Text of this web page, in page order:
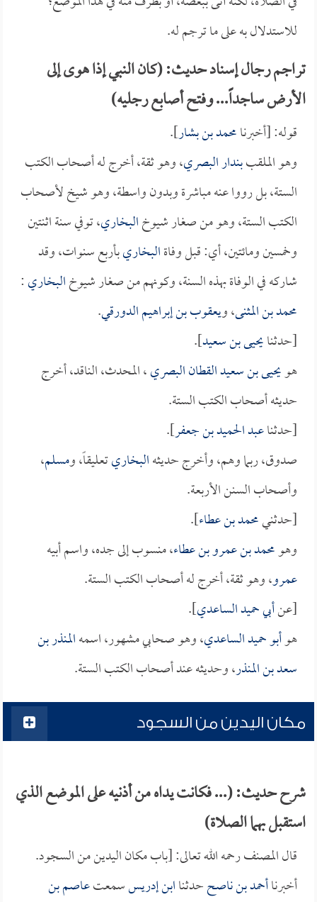
للاستدلال به على ما ترجم له.
تراجم رجال إسناد حديث: (كان النبي إذا هوى إلى
الأرض ساجداً... وفتح أصابع رجليه)
قوله: [أخبرنامحمد بن بشار].
وهو الملقببندار البصري، وهو ثقة، أخرج له أصحاب الكتب
الستة، بل رووا عنه مباشرة وبدون واسطة، وهو شيخ لأصحاب
الكتب الستة، وهو من صغار شيوخالبخاري، توفي سنة اثنتين
وخمسين ومائتين، أي: قبل وفاةالبخاريبأربع سنوات، وقد
شاركه في الوفاة بهذه السنة، وكونهم من صغار شيوخالبخاري:
محمد بن المثنى، ويعقوب بن إبراهيم الدورقي.
[حدثنايحيى بن سعيد].
هويحيى بن سعيد القطان البصري، المحدث، الناقد، أخرج
حديثه أصحاب الكتب الستة.
[حدثناعبد الحميد بن جعفر].
صدوق، ربما وهم، وأخرج حديثهالبخاريتعليقاً، ومسلم،
وأصحاب السنن الأربعة.
[حدثنيمحمد بن عطاء].
وهومحمد بن عمرو بن عطاء، منسوب إلى جده، واسم أبيه
عمرو، وهو ثقة، أخرج له أصحاب الكتب الستة.
[عنأبي حميد الساعدي].
هوأبو حميد الساعدي، وهو صحابي مشهور، اسمهالمنذر بن
سعد بن المنذر، وحديثه عند أصحاب الكتب الستة.
مكان اليدين من السجود
شرح حديث: (... فكانت يداه من أذنيه على الموضع الذي
استقبل بهما الصلاة)
قال المصنف رحمه الله تعالى: [باب مكان اليدين من السجود.
أخبرناأحمد بن ناصححدثناابن إدريسسمعتعاصم بن